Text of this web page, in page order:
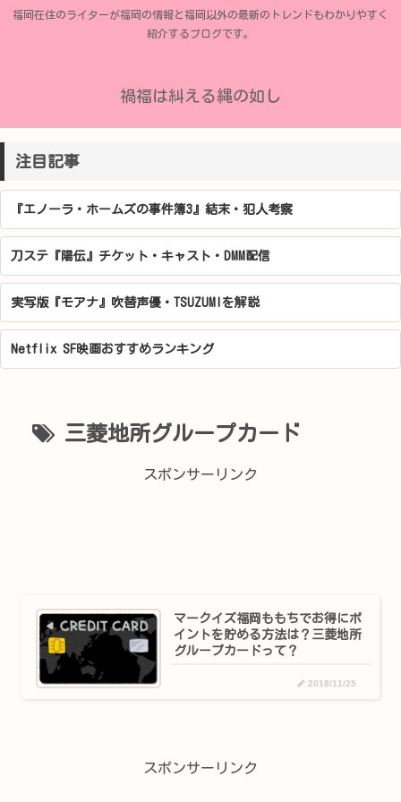
福岡在住のライターが福岡の情報と福岡以外の最新のトレンドもわかりやすく
紹介するブログです。
禍福は糾える縄の如し
注目記事
『エノーラ・ホームズの事件簿3』結末・犯人考察
刀ステ『陽伝』チケット・キャスト・DMM配信
実写版『モアナ』吹替声優・TSUZUMIを解説
Netflix SF映画おすすめランキング
三菱地所グループカード
スポンサーリンク
マークイズ福岡ももちでお得にポ
イントを貯める方法は？三菱地所
グループカードって？
2018/11/25
スポンサーリンク